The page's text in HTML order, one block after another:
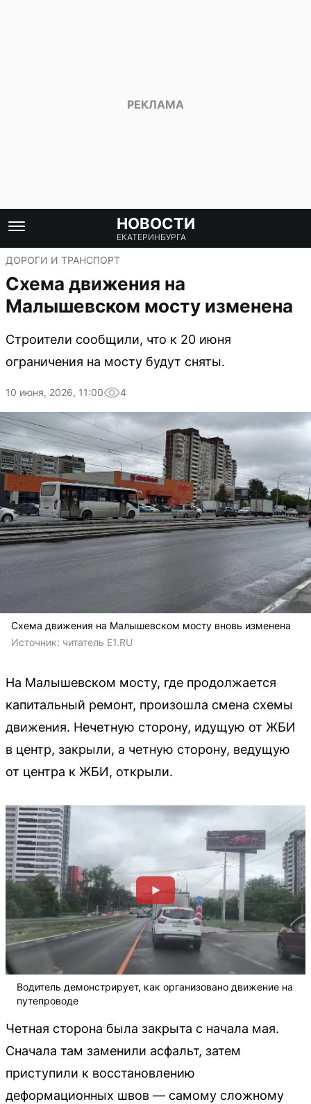
НОВОСТИ
ЕКАТЕРИНБУРГА
ДОРОГИ И ТРАНСПОРТ
Схема движения на
Малышевском мосту изменена
Строители сообщили, что к 20 июня
ограничения на мосту будут сняты.
10 июня, 2026, 11:00 4
Схема движения на Малышевском мосту вновь изменена
Источник: читатель E1.RU
На Малышевском мосту, где продолжается
капитальный ремонт, произошла смена схемы
движения. Нечетную сторону, идущую от ЖБИ
в центр, закрыли, а четную сторону, ведущую
от центра к ЖБИ, открыли.
Водитель демонстрирует, как организовано движение на
путепроводе
Четная сторона была закрыта с начала мая.
Сначала там заменили асфальт, затем
приступили к восстановлению
деформационных швов — самому сложному